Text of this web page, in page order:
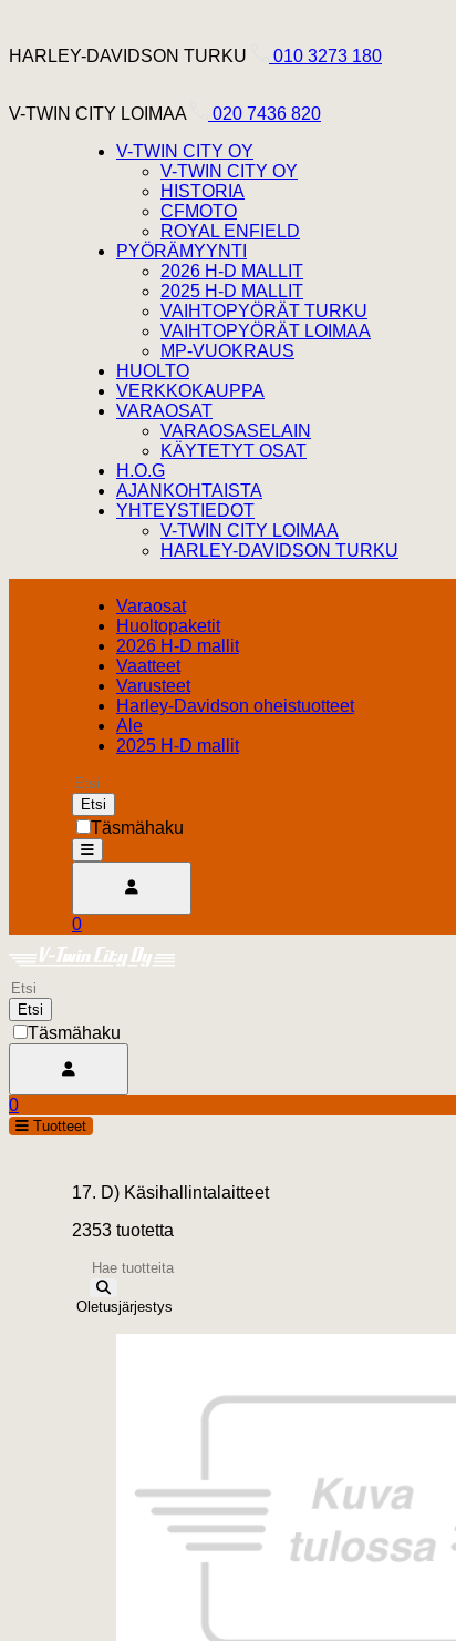
HARLEY-DAVIDSON TURKU
010 3273 180
V-TWIN CITY LOIMAA
020 7436 820
V-TWIN CITY OY
V-TWIN CITY OY
HISTORIA
CFMOTO
ROYAL ENFIELD
PYÖRÄMYYNTI
2026 H-D MALLIT
2025 H-D MALLIT
VAIHTOPYÖRÄT TURKU
VAIHTOPYÖRÄT LOIMAA
MP-VUOKRAUS
HUOLTO
VERKKOKAUPPA
VARAOSAT
VARAOSASELAIN
KÄYTETYT OSAT
H.O.G
AJANKOHTAISTA
YHTEYSTIEDOT
V-TWIN CITY LOIMAA
HARLEY-DAVIDSON TURKU
Varaosat
Huoltopaketit
2026 H-D mallit
Vaatteet
Varusteet
Harley-Davidson oheistuotteet
Ale
2025 H-D mallit
Etsi
Täsmähaku
open
Ostoskori
0.00 €
0
Harley Davidson Turku
Etsi
Täsmähaku
Ostoskori
0.00 €
0
openTuotteet
17. D) Käsihallintalaitteet
2353 tuotetta